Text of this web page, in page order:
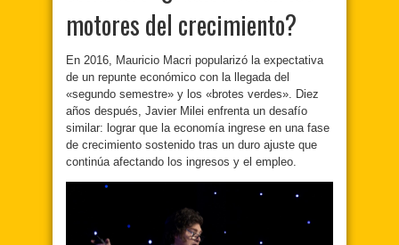
motores del crecimiento?
En 2016, Mauricio Macri popularizó la expectativa
de un repunte económico con la llegada del
«segundo semestre» y los «brotes verdes». Diez
años después, Javier Milei enfrenta un desafío
similar: lograr que la economía ingrese en una fase
de crecimiento sostenido tras un duro ajuste que
continúa afectando los ingresos y el empleo.